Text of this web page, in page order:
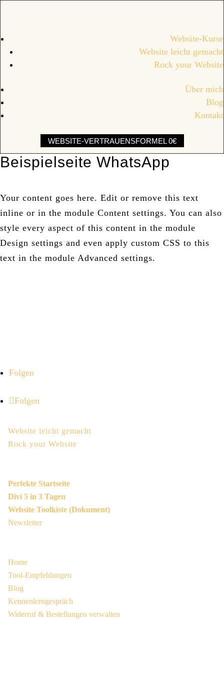
Website-Kurse
Website leicht gemacht
Rock your Website
Über mich
Blog
Kontakt
WEBSITE-VERTRAUENSFORMEL 0€
Beispielseite WhatsApp
Your content goes here. Edit or remove this text
inline or in the module Content settings. You can also
style every aspect of this content in the module
Design settings and even apply custom CSS to this
text in the module Advanced settings.
Folgen
Folgen
Website leicht gemacht
Rock your Website
Perfekte Startseite
Divi 5 in 3 Tagen
Website Toolkiste (Dokument)
Newsletter
Home
Tool-Empfehlungen
Blog
Kennenlerngespräch
Widerruf & Bestellungen verwalten